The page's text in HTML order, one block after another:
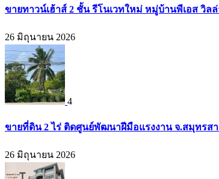
ขายทาวน์เฮ้าส์ 2 ชั้น รีโนเวทใหม่ หมู่บ้านพีเอส วิลล่
26 มิถุนายน 2026
4
ขายที่ดิน 2 ไร่ ติดศูนย์พัฒนาฝีมือแรงงาน จ.สมุทรสา
26 มิถุนายน 2026